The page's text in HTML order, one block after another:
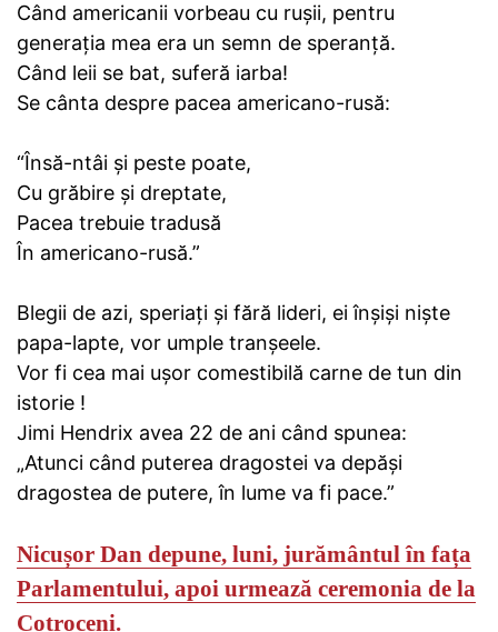
Când americanii vorbeau cu rușii, pentru
generația mea era un semn de speranță.
Când leii se bat, suferă iarba!
Se cânta despre pacea americano-rusă:
“Însă-ntâi și peste poate,
Cu grăbire și dreptate,
Pacea trebuie tradusă
În americano-rusă.”
Blegii de azi, speriați și fără lideri, ei înșiși niște
papa-lapte, vor umple tranșeele.
Vor fi cea mai ușor comestibilă carne de tun din
istorie !
Jimi Hendrix avea 22 de ani când spunea:
„Atunci când puterea dragostei va depăși
dragostea de putere, în lume va fi pace.”
Nicușor Dan depune, luni, jurământul în fața
Parlamentului, apoi urmează ceremonia de la
Cotroceni.